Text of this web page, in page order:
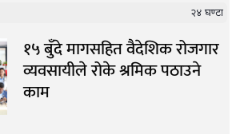
२४ घण्टा
१५ बुँदे मागसहित वैदेशिक रोजगार
व्यवसायीले रोके श्रमिक पठाउने
काम